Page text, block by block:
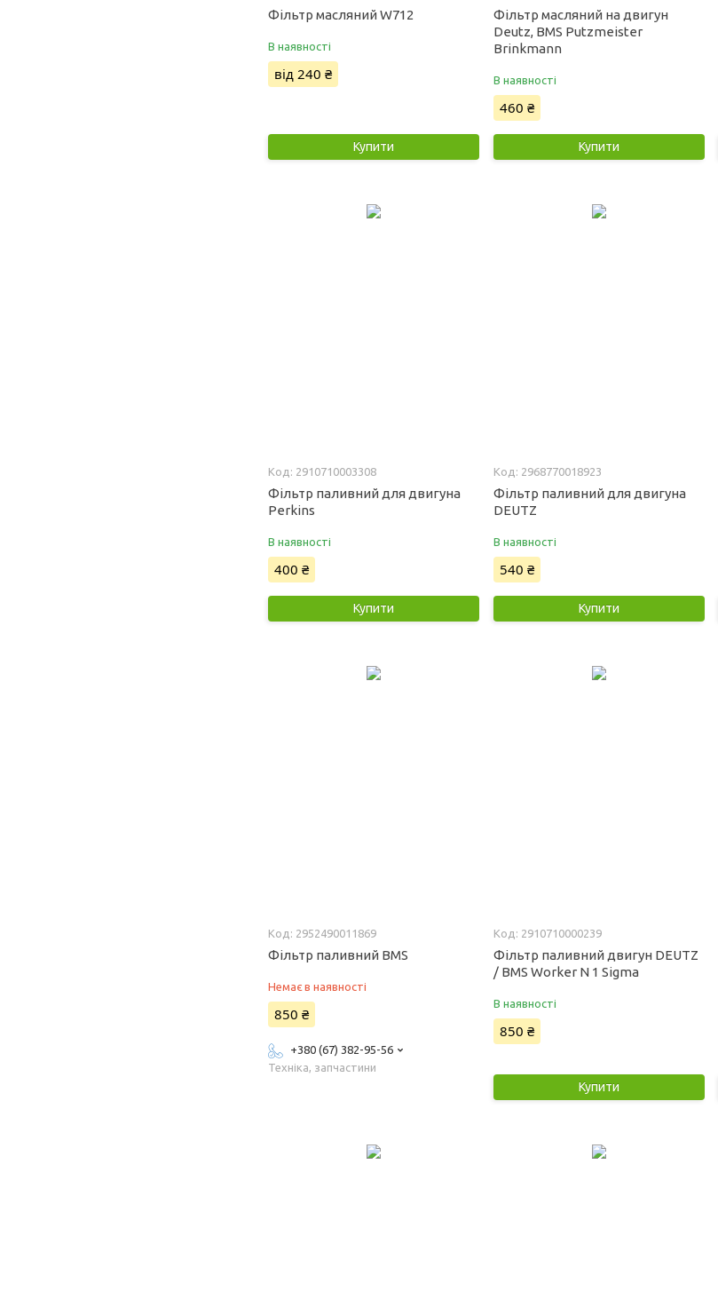
Фільтр масляний W712
В наявності
від 240 ₴
Купити
Фільтр масляний на двигун
Deutz, BMS Putzmeister
Brinkmann
В наявності
460 ₴
Купити
2910710003308
Фільтр паливний для двигуна
Perkins
В наявності
400 ₴
Купити
2968770018923
Фільтр паливний для двигуна
DEUTZ
В наявності
540 ₴
Купити
2952490011869
Фільтр паливний BMS
Немає в наявності
850 ₴
+380 (67) 382-95-56
Техніка, запчастини
2910710000239
Фільтр паливний двигун DEUTZ
/ BMS Worker N 1 Sigma
В наявності
850 ₴
Купити